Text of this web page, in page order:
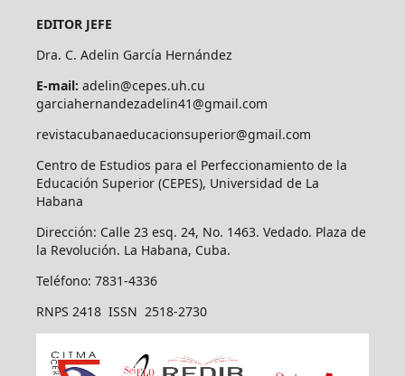
EDITOR JEFE
Dra. C. Adelin García Hernández
E-mail: adelin@cepes.uh.cu
garciahernandezadelin41@gmail.com
revistacubanaeducacionsuperior@gmail.com
Centro de Estudios para el Perfeccionamiento de la
Educación Superior (CEPES), Universidad de La
Habana
Dirección: Calle 23 esq. 24, No. 1463. Vedado. Plaza de
la Revolución. La Habana, Cuba.
Teléfono: 7831-4336
RNPS 2418 ISSN 2518-2730